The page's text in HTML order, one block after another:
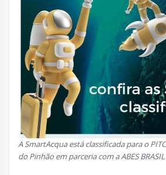
A SmartAcqua está classificada para o
do Pinhão em parceria com a ABES BRASIL